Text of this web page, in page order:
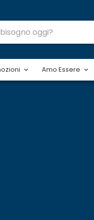
Amo Essere